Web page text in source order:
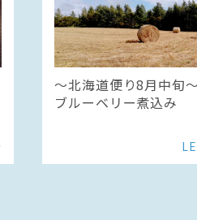
〜北海道便り8月中旬
ブルーベリー煮込み